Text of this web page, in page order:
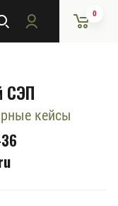
0
СЭП
кейсы